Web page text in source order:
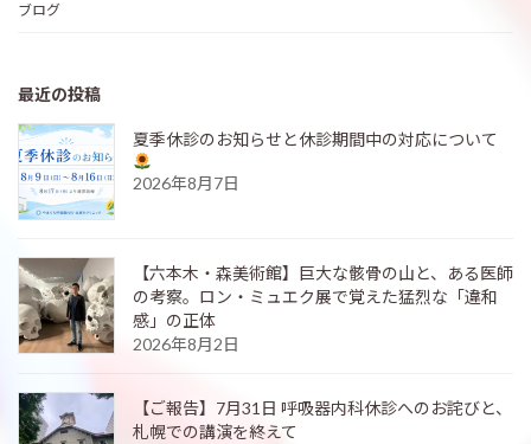
ブログ
最近の投稿
夏季休診のお知らせと休診期間中の対応について
2026年8月7日
【六本木・森美術館】巨大な骸骨の山と、ある医師
の考察。ロン・ミュエク展で覚えた猛烈な「違和
感」の正体
2026年8月2日
【ご報告】7月31日 呼吸器内科休診へのお詫びと、
札幌での講演を終えて